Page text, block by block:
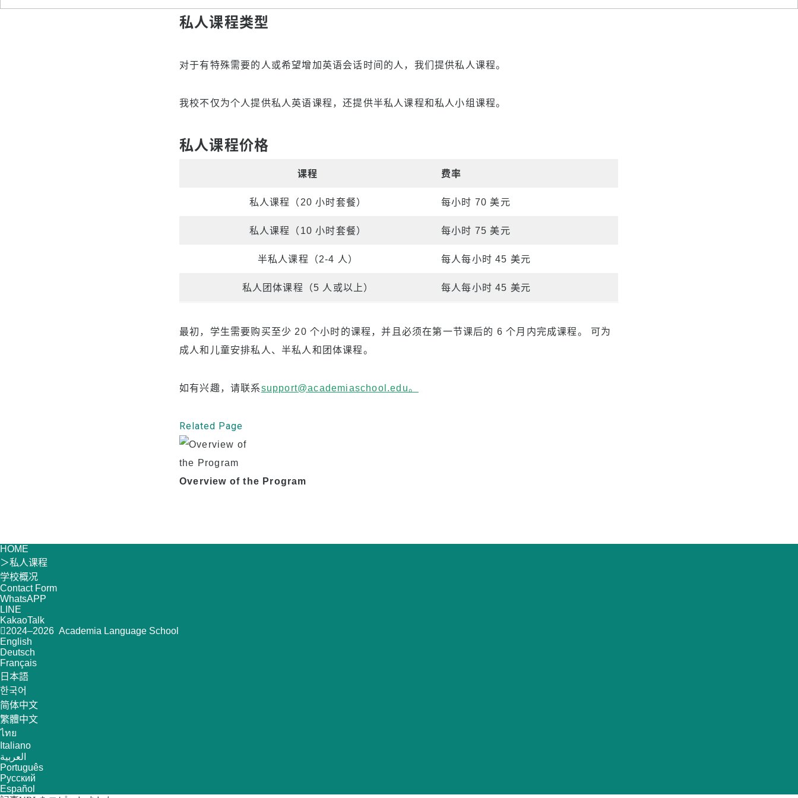
私人课程类型
对于有特殊需要的人或希望增加英语会话时间的人，我们提供私人课程。
我校不仅为个人提供私人英语课程，还提供半私人课程和私人小组课程。
私人课程价格
课程 费率
私人课程（20 小时套餐） 每小时 70 美元
私人课程（10 小时套餐） 每小时 75 美元
半私人课程（2-4 人） 每人每小时 45 美元
私人团体课程（5 人或以上） 每人每小时 45 美元
最初，学生需要购买至少 20 个小时的课程，并且必须在第一节课后的 6 个月内完成课程。 可为
成人和儿童安排私人、半私人和团体课程。
如有兴趣，请联系support@academiaschool.edu。
Related Page
Overview of the Program
HOME
＞私人课程
学校概况
Contact Form
WhatsAPP
LINE
KakaoTalk
2024–2026 Academia Language School
English
Deutsch
Français
日本語
한국어
简体中文
繁體中文
ไทย
Italiano
العربية
Português
Русский
Español